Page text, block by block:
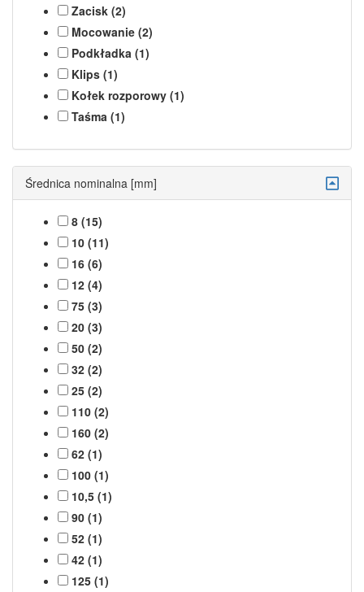
Zacisk (2)
Mocowanie (2)
Podkładka (1)
Klips (1)
Kołek rozporowy (1)
Taśma (1)
Średnica nominalna [mm]
8 (15)
10 (11)
16 (6)
12 (4)
75 (3)
20 (3)
50 (2)
32 (2)
25 (2)
110 (2)
160 (2)
62 (1)
100 (1)
10,5 (1)
90 (1)
52 (1)
42 (1)
125 (1)